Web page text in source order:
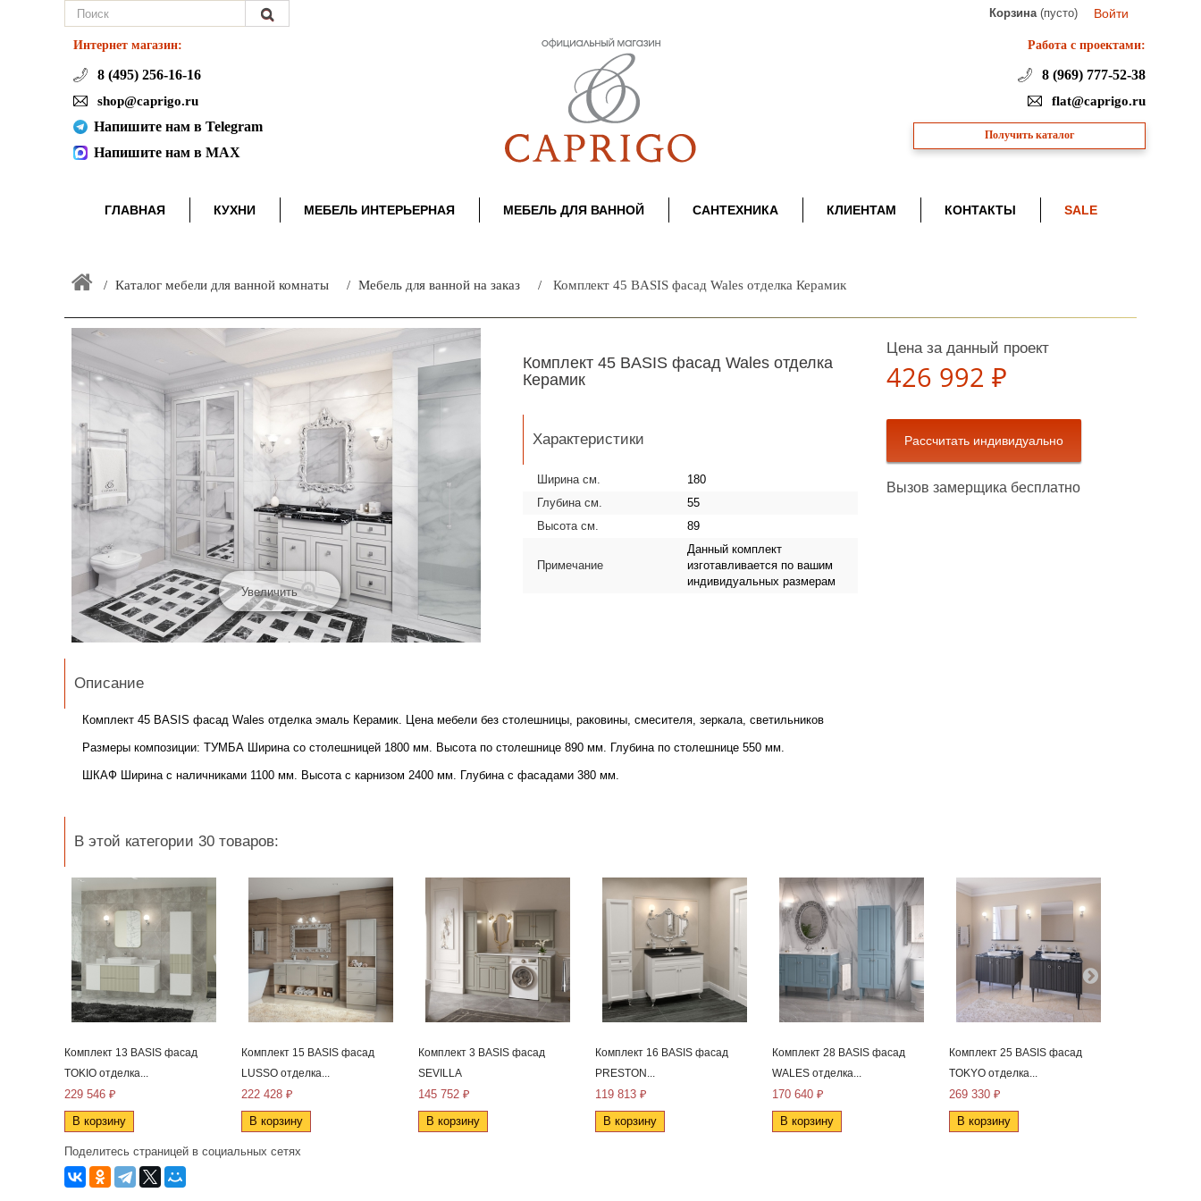
Войти
Корзина (пусто)
Интернет магазин:
8 (495) 256-16-16
shop@caprigo.ru
Напишите нам в Telegram
Напишите нам в MAX
Работа с проектами:
8 (969) 777-52-38
flat@caprigo.ru
Получить каталог
ГЛАВНАЯ КУХНИ МЕБЕЛЬ ИНТЕРЬЕРНАЯ МЕБЕЛЬ ДЛЯ ВАННОЙ САНТЕХНИКА КЛИЕНТАМ КОНТАКТЫ SALE
Каталог мебели для ванной комнаты Мебель для ванной на заказ Комплект 45 BASIS фасад Wales отделка Керамик
Увеличить
Комплект 45 BASIS фасад Wales отделка
Керамик
Характеристики
Ширина см.
180
Глубина см.
55
Высота см.
89
Примечание
Данный комплект
изготавливается по вашим
индивидуальных размерам
Цена за данный проект
426 992 ₽
Вызов замерщика бесплатно
Описание
Комплект 45 BASIS фасад Wales отделка эмаль Керамик. Цена мебели без столешницы, раковины, смесителя, зеркала, светильников
Размеры композиции: ТУМБА Ширина со столешницей 1800 мм. Высота по столешнице 890 мм. Глубина по столешнице 550 мм.
ШКАФ Ширина с наличниками 1100 мм. Высота с карнизом 2400 мм. Глубина с фасадами 380 мм.
В этой категории 30 товаров:
Комплект 13 BASIS фасад
TOKIO отделка...
229 546 ₽
В корзину
Комплект 15 BASIS фасад
LUSSO отделка...
222 428 ₽
В корзину
Комплект 3 BASIS фасад
SEVILLA
145 752 ₽
В корзину
Комплект 16 BASIS фасад
PRESTON...
119 813 ₽
В корзину
Комплект 28 BASIS фасад
WALES отделка...
170 640 ₽
В корзину
Комплект 25 BASIS фасад
TOKYO отделка...
269 330 ₽
В корзину
Поделитесь страницей в социальных сетях